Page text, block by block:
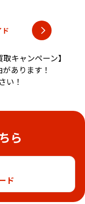
キャンペーン】
あります！
い！
ら
ド